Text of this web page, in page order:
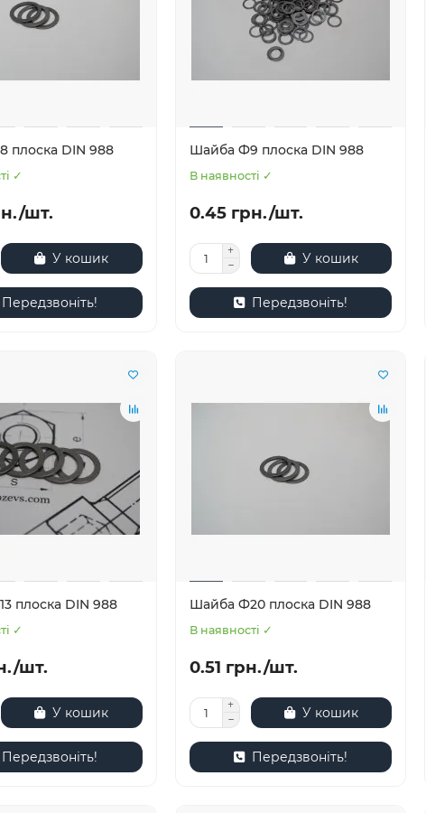
плоска DIN 988
✓
шт.
У кошик
Передзвоніть!
Шайба Ф9 плоска DIN 988
В наявності ✓
0.45 грн./шт.
У кошик
Передзвоніть!
плоска DIN 988
✓
шт.
У кошик
Передзвоніть!
Шайба Ф20 плоска DIN 988
В наявності ✓
0.51 грн./шт.
У кошик
Передзвоніть!